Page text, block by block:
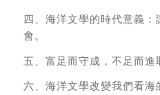
四、海洋文學的時代意義
會。
五、富足而守成，不足而進
六、海洋文學改變我們看